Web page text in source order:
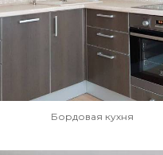
Бордовая кухня